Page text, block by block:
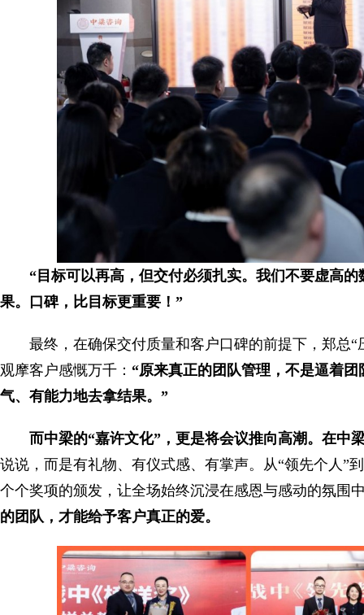
“目标可以再高，但交付必须扎实。我们不要虚高
果。口碑，比目标更重要！”
最终，在确保交付质量和客户口碑的前提下，郑总
观摩客户感慨万千： “原来真正的团队管理，不是逼着
气、有能力地去拿结果。”
而中梁的“嘉许文化”，更是将会议推向高潮。在中
说说，而是有礼物、有仪式感、有掌声。从“领先个人”
个个奖项的颁发，让全场始终沉浸在感恩与感动的氛围
的团队，才能给予客户真正的爱。